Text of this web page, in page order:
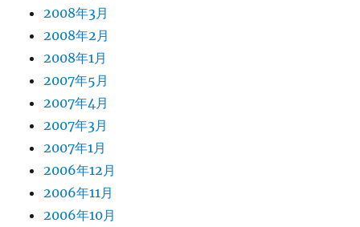
2008年3月
2008年2月
2008年1月
2007年5月
2007年4月
2007年3月
2007年1月
2006年12月
2006年11月
2006年10月